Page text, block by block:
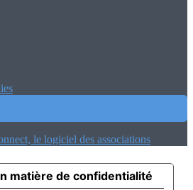
le logiciel des associations
matière de confidentialité